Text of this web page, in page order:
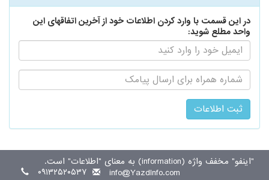
در این قسمت با وارد کردن اطلاعات خود از آخرین اتفاقهای این
واحد مطلع شوید:
ایمیل:
اطلاع
رسانی
طریق
پیامک:
"اینفو" مخفف واژه (information) به معنای "اطلاعات" است.
۰۹۱۳۲۵۲۰۵۳۷
info@YazdInfo.com